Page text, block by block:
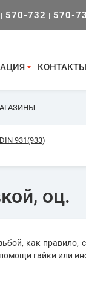
| 570-732 | 570-
КОНТАКТЫ
931(933)
оц.
как правило,
гайки или